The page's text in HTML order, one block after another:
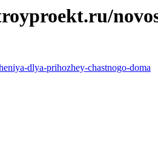
dlya-prihozhey-chastnogo-doma